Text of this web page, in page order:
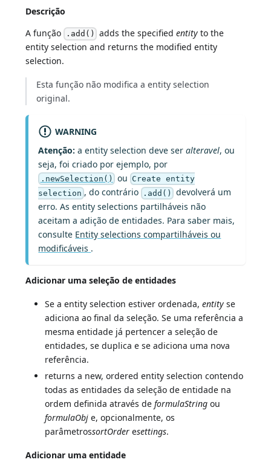
Descrição
A função .add() adds the specified entityto the
entity selection and returns the modified entity
selection.
Esta função não modifica a entity selection
original.
WARNING
Atenção: a entity selection deve seralteravel, ou
seja, foi criado por ejemplo, por
.newSelection() ou Create entity
selection , do contrário .add() devolverá um
erro. As entity selections partilháveis não
aceitam a adição de entidades. Para saber mais,
consulte Entity selections compartilháveis ou
modificáveis .
Adicionar uma seleção de entidades
Se a entity selection estiver ordenada,entity se
adiciona ao final da seleção. Se uma referência a
mesma entidade já pertencer a seleção de
entidades, se duplica e se adiciona uma nova
referência.
returns a new, ordered entity selection contendo
todas as entidades da seleção de entidade na
ordem definida através deformulaString ou
formulaObj e, opcionalmente, os
parâmetrossortOrder esettings.
Adicionar uma entidade